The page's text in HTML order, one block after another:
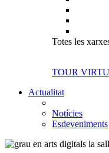
Totes les
TOUR
Actualitat
Notícies
Esdeveniments